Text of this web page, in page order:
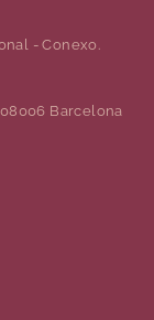
- Conexo.
08006 Barcelona